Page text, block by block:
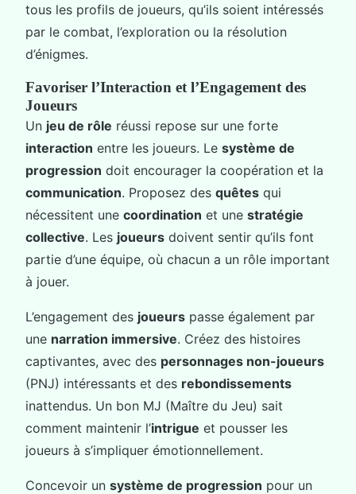
tous les profils de joueurs, qu’ils soient intéressés
par le combat, l’exploration ou la résolution
d’énigmes.
Favoriser l’Interaction et l’Engagement des
Joueurs
Un jeu de rôle réussi repose sur une forte
interaction entre les joueurs. Le système de
progression doit encourager la coopération et la
communication. Proposez des quêtes qui
nécessitent une coordination et une stratégie
collective. Les joueurs doivent sentir qu’ils font
partie d’une équipe, où chacun a un rôle important
à jouer.
L’engagement des joueurs passe également par
une narration immersive. Créez des histoires
captivantes, avec des personnages non-joueurs
(PNJ) intéressants et des rebondissements
inattendus. Un bon MJ (Maître du Jeu) sait
comment maintenir l’intrigue et pousser les
joueurs à s’impliquer émotionnellement.
Concevoir un système de progression pour un